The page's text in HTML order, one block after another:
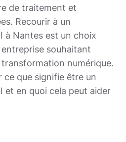
de traitement et
Recourir à un
à Nantes est un choix
souhaitant
numérique.
ce que signifie être un
et en quoi cela peut aider